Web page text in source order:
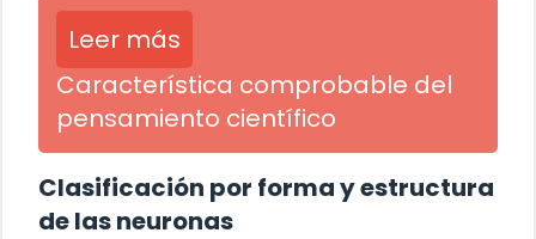
Leer más
Característica comprobable del
pensamiento científico
Clasificación por forma y estructura
de las neuronas